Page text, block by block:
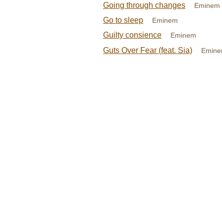
Going through changes Eminem
Go to sleep Eminem
Guilty consience Eminem
Guts Over Fear (feat. Sia)